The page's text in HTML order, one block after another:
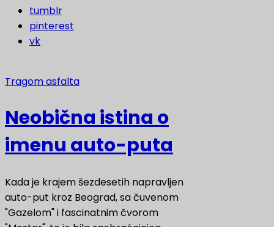
tumblr
pinterest
vk
Tragom asfalta
Neobična istina o
imenu auto-puta
Kada je krajem šezdesetih napravljen
auto-put kroz Beograd, sa čuvenom
"Gazelom" i fascinatnim čvorom